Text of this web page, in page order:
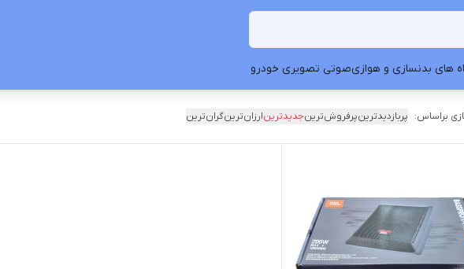
های بدنسازی و هوازیصوتی تصویری خودرو
براساس: پربازدیدترینپرفروش‌ترینجدیدترینارزان‌ترینگران‌ترین